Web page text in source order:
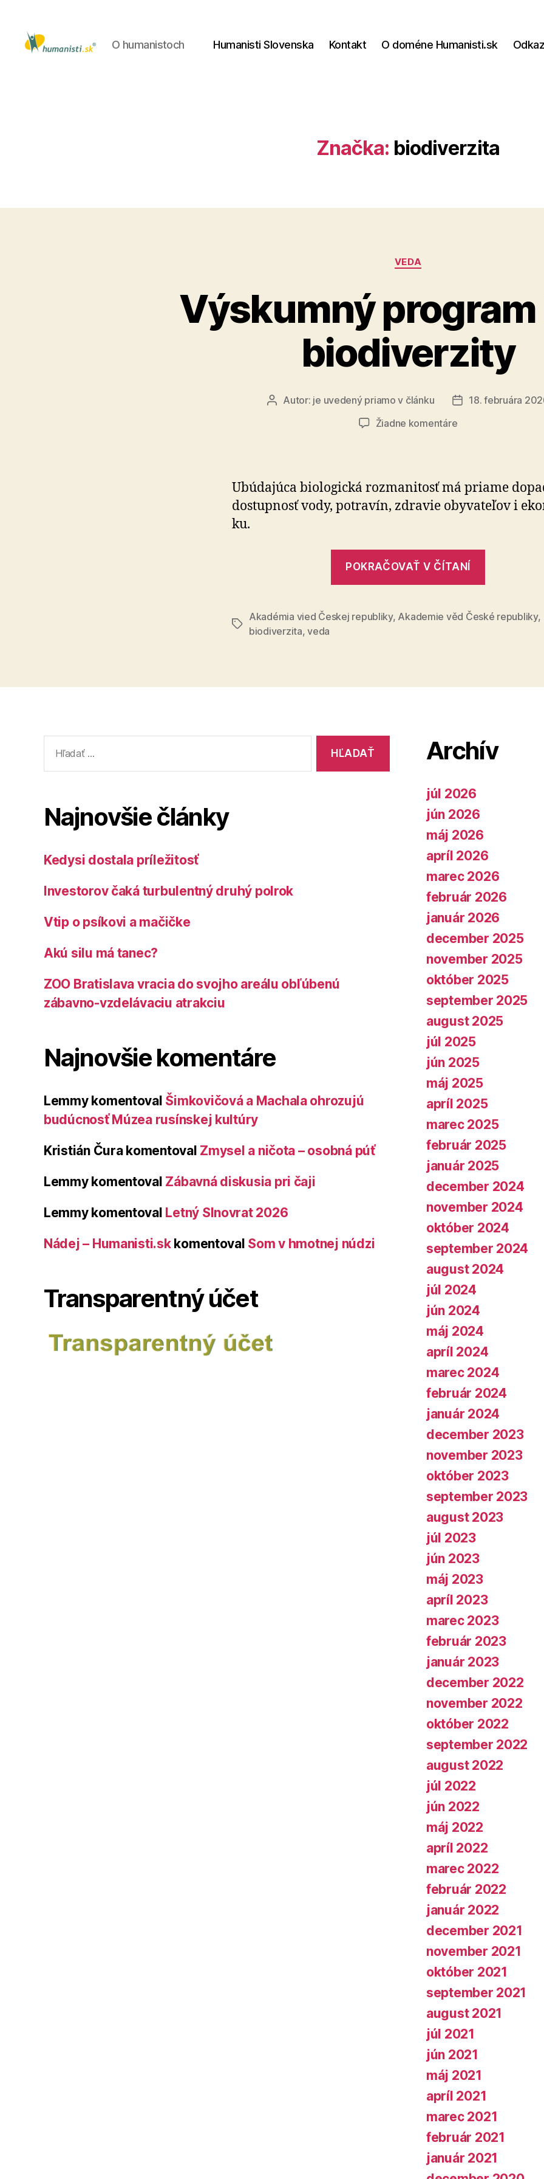
O humanistoch Humanisti Slovenska Kontakt O doméne Humanisti.sk
Značka: biodiverzita
Kategórie
VEDA
Výskumný program
biodiverzity
AutorAutor: je uvedený priamo v článku
Dátum
18. februára
Žiadne komentárena
biodiverzity
Ubúdajúca biologická rozmanitosť má priame
do­stup­nosť vody, potravín, zdravie obyvateľov i
ku.
POKRAČOVAŤ V ČÍTANÍ
Značky
Akadémia vied Českej republiky, Akademie věd České republiky,
biodiverzita,veda
Najnovšie články
Kedysi dostala príležitosť
Investorov čaká turbulentný druhý polrok
Vtip o psíkovi a mačičke
Akú silu má tanec?
ZOO Bratislava vracia do svojho areálu obľúbenú
zábavno-vzdelávaciu atrakciu
Najnovšie komentáre
Lemmykomentoval Šimkovičová a Machala ohrozujú
budúcnosť Múzea rusínskej kultúry
Kristián Čurakomentoval Zmysel a ničota – osobná púť
Lemmykomentoval Zábavná diskusia pri čaji
Lemmykomentoval Letný Slnovrat 2026
Nádej – Humanisti.skkomentoval Som v hmotnej núdzi
Transparentný účet
Archív
júl 2026
jún 2026
máj 2026
apríl 2026
marec 2026
február 2026
január 2026
december 2025
november 2025
október 2025
september 2025
august 2025
júl 2025
jún 2025
máj 2025
apríl 2025
marec 2025
február 2025
január 2025
december 2024
november 2024
október 2024
september 2024
august 2024
júl 2024
jún 2024
máj 2024
apríl 2024
marec 2024
február 2024
január 2024
december 2023
november 2023
október 2023
september 2023
august 2023
júl 2023
jún 2023
máj 2023
apríl 2023
marec 2023
február 2023
január 2023
december 2022
november 2022
október 2022
september 2022
august 2022
júl 2022
jún 2022
máj 2022
apríl 2022
marec 2022
február 2022
január 2022
december 2021
november 2021
október 2021
september 2021
august 2021
júl 2021
jún 2021
máj 2021
apríl 2021
marec 2021
február 2021
január 2021